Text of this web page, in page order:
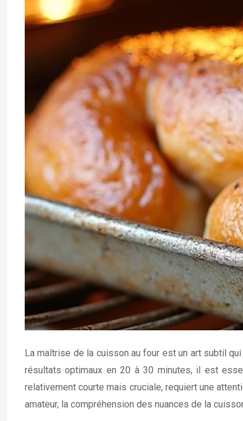
La maîtrise de la cuisson au four est un art subtil
résultats optimaux en 20 à 30 minutes, il est
relativement courte mais cruciale, requiert une
amateur, la compréhension des nuances de la